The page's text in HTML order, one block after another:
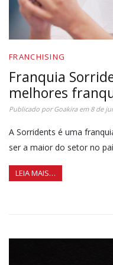
FRANCHISING
Franquia
melhores
Publicado porGoakiraem 8 de
A Sorridents é uma
ser a maior do setor no
LEIA MAIS…